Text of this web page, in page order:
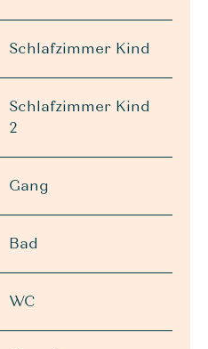
Schlafzimmer Kind
Schlafzimmer Kind
2
Gang
Bad
WC